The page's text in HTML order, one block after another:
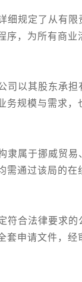
规定了从有限
序，为所有商业
以其股东承担
规模与需求，
属于挪威贸易
需通过该局的在
合法律要求的
套申请文件，经